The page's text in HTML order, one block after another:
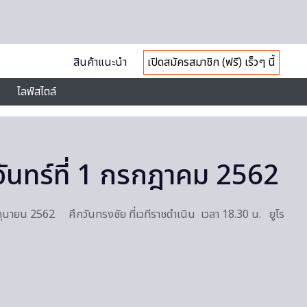
สินค้าแนะนำ
เปิดสมัครสมาชิก (ฟรี) เร็วๆ นี้
ไลฟ์สไตล์
ทร์ที่ 1 กรกฎาคม 2562
ายน 2562 ศึกวันทรงชัย ที่เวทีราชดำเนิน เวลา 18.30 น. ยูโร